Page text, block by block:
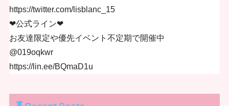
https://twitter.com/lisblanc_15
❤︎公式ライン❤︎
お友達限定や優先イベント不定期で開催中
@019oqkwr
https://lin.ee/BQmaD1u